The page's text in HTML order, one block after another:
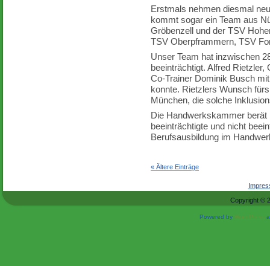
Erstmals nehmen diesmal
kommt sogar ein Team aus
Gröbenzell und der TSV
TSV Oberpframmern, TSV
Unser Team hat inzwischen
beeinträchtigt. Alfred
Co-Trainer Dominik Busch
konnte. Rietzlers Wunsch
München, die solche
Die Handwerkskammer
beeinträchtigte und nicht
Berufsausbildung im
« Ältere Einträge
Copyright ©
Powered by WordPress